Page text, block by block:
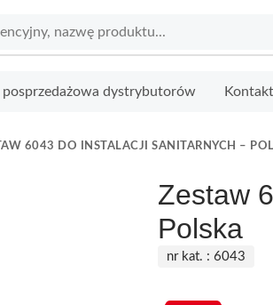
posprzedażowa dystrybutorów Kontakt
6043 DO INSTALACJI SANITARNYCH –
Zestaw
Polska
nr kat. : 6043